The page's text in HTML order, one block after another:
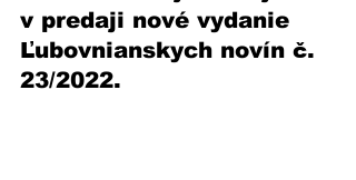
v predaji nové vydanie
Ľubovnianskych novín č.
23/2022.